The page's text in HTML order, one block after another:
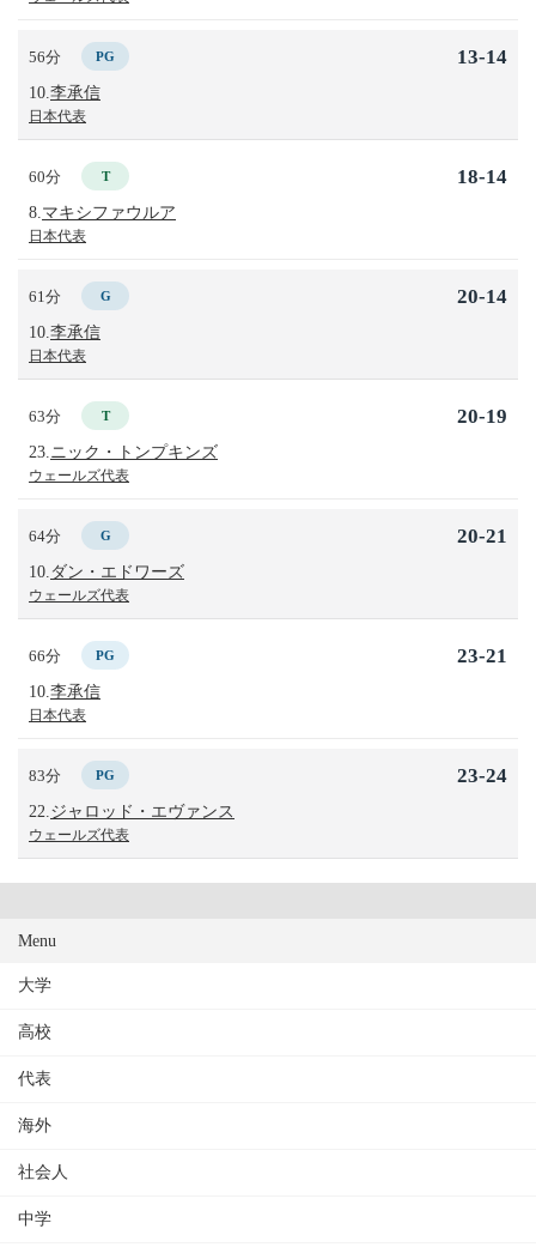
56分 PG
10. 李承信
日本代表
13-14
60分 T
8. マキシファウルア
日本代表
18-14
61分 G
10. 李承信
日本代表
20-14
63分 T
23. ニック・トンプキンズ
ウェールズ代表
20-19
64分 G
10. ダン・エドワーズ
ウェールズ代表
20-21
66分 PG
10. 李承信
日本代表
23-21
83分 PG
22. ジャロッド・エヴァンス
ウェールズ代表
23-24
Menu
大学
高校
代表
海外
社会人
中学